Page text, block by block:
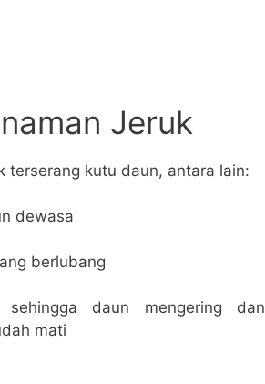
Jeruk
terserang kutu daun, antara lain:
dewasa
berlubang
daun mengering dan
mati